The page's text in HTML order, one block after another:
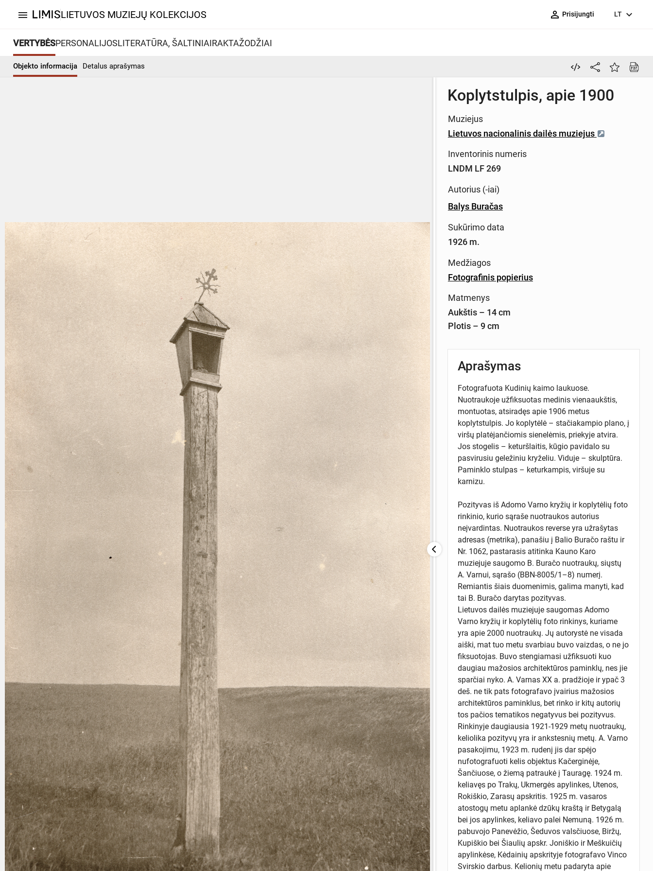
menu LIETUVOS MUZIEJŲ KOLEKCIJOS person_outline Prisijungti LT expand_more
VERTYBĖSPERSONALIJOSLITERATŪRA, ŠALTINIAIRAKTAŽODŽIAI
Objekto informacija Detalus aprašymas
Koplytstulpis, apie 1900
Muziejus
Lietuvos nacionalinis dailės muziejus
Inventorinis numeris
LNDM LF 269
Autorius (-iai)
Balys Buračas
Sukūrimo data
1926 m.
Medžiagos
Fotografinis popierius
Matmenys
Aukštis – 14 cm
Plotis – 9 cm
Aprašymas
Fotografuota Kudinių kaimo laukuose.
Nuotraukoje užfiksuotas medinis vienaaukštis,
montuotas, atsiradęs apie 1906 metus
koplytstulpis. Jo koplytėlė – stačiakampio plano, į
viršų platėjančiomis sienelėmis, priekyje atvira.
Jos stogelis – keturšlaitis, kūgio pavidalo su
pasvirusiu geležiniu kryželiu. Viduje – skulptūra.
Paminklo stulpas – keturkampis, viršuje su
karnizu.
Pozityvas iš Adomo Varno kryžių ir koplytėlių foto
rinkinio, kurio sąraše nuotraukos autorius
neįvardintas. Nuotraukos reverse yra užrašytas
adresas (metrika), panašiu į Balio Buračo raštu ir
Nr. 1062, pastarasis atitinka Kauno Karo
muziejuje saugomo B. Buračo nuotraukų, siųstų
A. Varnui, sąrašo (BBN-8005/1–8) numerį.
Remiantis šiais duomenimis, galima manyti, kad
tai B. Buračo darytas pozityvas.
Lietuvos dailės muziejuje saugomas Adomo
Varno kryžių ir koplytėlių foto rinkinys, kuriame
yra apie 2000 nuotraukų. Jų autorystė ne visada
aiški, mat tuo metu svarbiau buvo vaizdas, o ne jo
fiksuotojas. Buvo stengiamasi užfiksuoti kuo
daugiau mažosios architektūros paminklų, nes jie
sparčiai nyko. A. Varnas XX a. pradžioje ir ypač 3
deš. ne tik pats fotografavo įvairius mažosios
architektūros paminklus, bet rinko ir kitų autorių
tos pačios tematikos negatyvus bei pozityvus.
Rinkinyje daugiausia 1921-1929 metų nuotraukų,
keliolika pozityvų yra ir ankstesnių metų. A. Varno
pasakojimu, 1923 m. rudenį jis dar spėjo
nufotografuoti kelis objektus Kačerginėje,
Šančiuose, o žiemą patraukė į Tauragę. 1924 m.
keliavęs po Trakų, Ukmergės apylinkes, Utenos,
Rokiškio, Zarasų apskritis. 1925 m. vasaros
atostogų metu aplankė dzūkų kraštą ir Betygalą
bei jos apylinkes, keliavo palei Nemuną. 1926 m.
pabuvojo Panevėžio, Šeduvos valsčiuose, Biržų,
Kupiškio bei Šiaulių apskr. Joniškio ir Meškuičių
apylinkėse, Kėdainių apskrityje fotografavo Vinco
Svirskio darbus. Kelionių metu padaryta apie